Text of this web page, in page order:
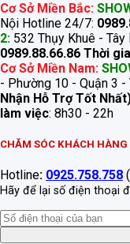
Cơ Sở Miền Bắc:
Nội Hotline 24/7:
2: 532 Thụy Khuê -
0989.88.66.86 Thời
Cơ Sở Miền Nam:
- Phường 10 - Quận 3 -
Nhận Hỗ Trợ Tốt
làm việc: 8h30 - 22h
CHĂM SÓC KHÁCH
Hotline: 0925.758.758
Hãy để lại số điện thoại